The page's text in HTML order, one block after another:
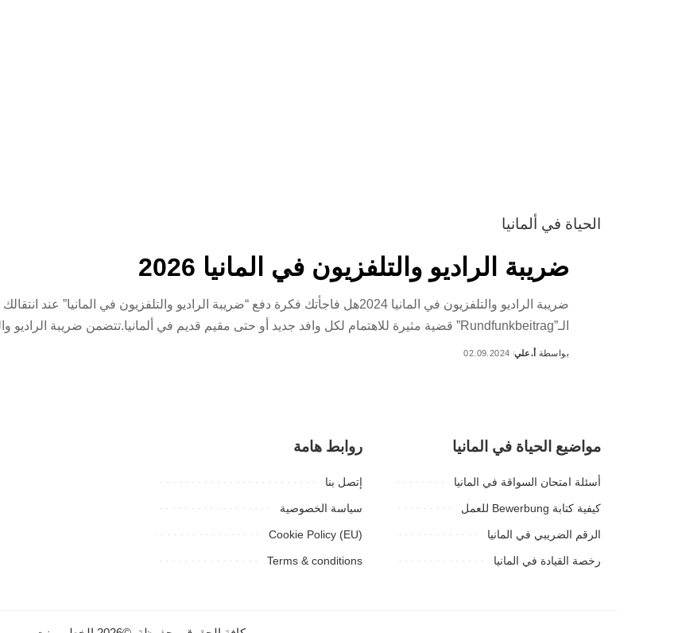
الحياة في ألمانيا
ضريبة الراديو والتلفزيون في المانيا 2026
ضريبة الراديو والتلفزيون في المانيا 2024هل فاجأتك فكرة دفع “ضريبة الراديو والتلفزيون في
الـ”Rundfunkbeitrag” قضية مثيرة للاهتمام لكل وافد جديد أو حتى مقيم قديم في ألمانيا.تتضمن ضريبة الراديو والتلفزيون في المانيا
Posted
بواسطة أ.علي 02.09.2024
مواضيع الحياة في المانيا
أسئلة امتحان السواقة في المانيا
كيفية كتابة Bewerbung للعمل
الرقم الضريبي في المانيا
رخصة القيادة في المانيا
روابط هامة
إتصل بنا
سياسة الخصوصية
Cookie Policy (EU)
Terms & conditions